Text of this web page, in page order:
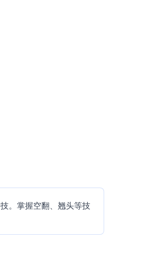
。掌握空翻、翘头等技